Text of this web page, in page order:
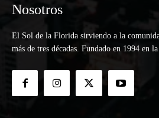
Nosotros
El Sol de la Florida sirviendo a la
más de tres décadas. Fundado en 1994 en